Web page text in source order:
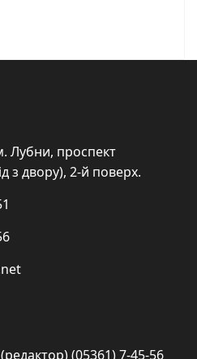
Лубни, проспект
з двору), 2-й поверх.
(05361) 7-45-56